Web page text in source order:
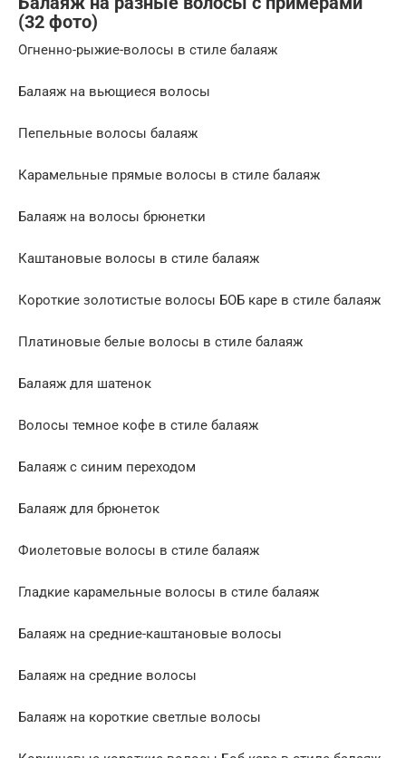
(32 фото)
Огненно-рыжие-волосы в стиле балаяж
Балаяж на вьющиеся волосы
Пепельные волосы балаяж
Карамельные прямые волосы в стиле балаяж
Балаяж на волосы брюнетки
Каштановые волосы в стиле балаяж
Короткие золотистые волосы БОБ каре в стиле балаяж
Платиновые белые волосы в стиле балаяж
Балаяж для шатенок
Волосы темное кофе в стиле балаяж
Балаяж с синим переходом
Балаяж для брюнеток
Фиолетовые волосы в стиле балаяж
Гладкие карамельные волосы в стиле балаяж
Балаяж на средние-каштановые волосы
Балаяж на средние волосы
Балаяж на короткие светлые волосы